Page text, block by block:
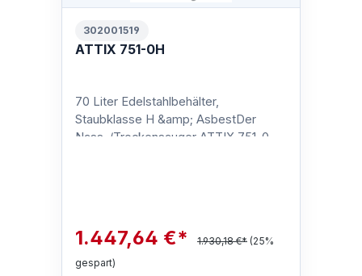
302001519
ATTIX 751-0H
70 Liter Edelstahlbehälter,
Staubklasse H &amp; AsbestDer
Nass-/Trockensauger ATTIX 751-0H
1.447,64 €* 1.930,18 €* (25%
gespart)